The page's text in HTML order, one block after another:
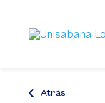
contenido
principal
Atrás